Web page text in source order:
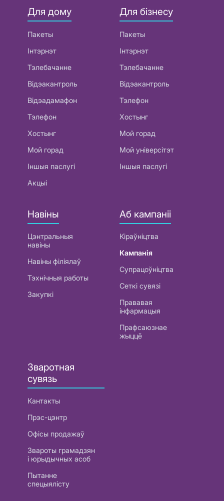
Для дому
Пакеты
Інтэрнэт
Тэлебачанне
Відэакантроль
Відэадамафон
Тэлефон
Хостынг
Мой горад
Іншыя паслугі
Акцыі
Для бізнесу
Пакеты
Інтэрнэт
Тэлебачанне
Відэакантроль
Тэлефон
Хостынг
Мой горад
Мой універсітэт
Іншыя паслугі
Навіны
Цэнтральныя
навіны
Навіны філіялаў
Тэхнічныя работы
Закупкі
Аб кампаніі
Кіраўніцтва
Кампанія
Супрацоўніцтва
Сеткі сувязі
Прававая
інфармацыя
Прафсаюзнае
жыццё
Зваротная
сувязь
Кантакты
Прэс-цэнтр
Офісы продажаў
Звароты грамадзян
і юрыдычных асоб
Пытанне
спецыялісту